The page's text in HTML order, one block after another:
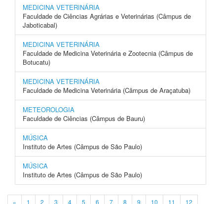
MEDICINA VETERINÁRIA
Faculdade de Ciências Agrárias e Veterinárias (Câmpus de
Jaboticabal)
MEDICINA VETERINÁRIA
Faculdade de Medicina Veterinária e Zootecnia (Câmpus de
Botucatu)
MEDICINA VETERINÁRIA
Faculdade de Medicina Veterinária (Câmpus de Araçatuba)
METEOROLOGIA
Faculdade de Ciências (Câmpus de Bauru)
MÚSICA
Instituto de Artes (Câmpus de São Paulo)
MÚSICA
Instituto de Artes (Câmpus de São Paulo)
« 1 2 3 4 5 6 7 8 9 10 11 12